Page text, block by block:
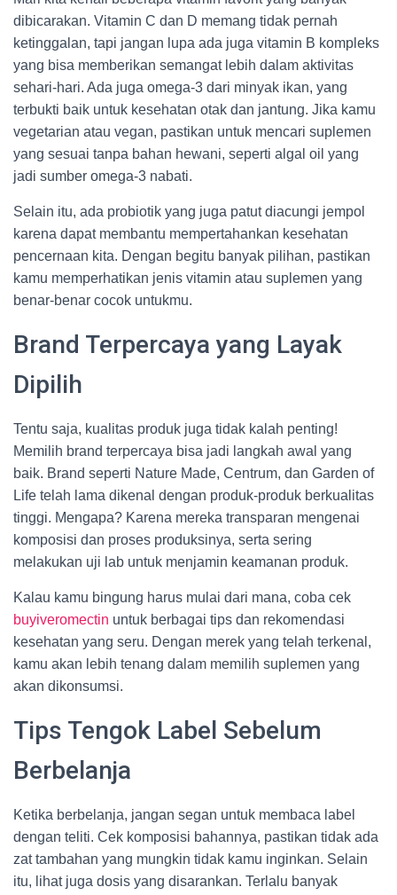
dibicarakan. Vitamin C dan D memang tidak pernah
ketinggalan, tapi jangan lupa ada juga vitamin B kompleks
yang bisa memberikan semangat lebih dalam aktivitas
sehari-hari. Ada juga omega-3 dari minyak ikan, yang
terbukti baik untuk kesehatan otak dan jantung. Jika kamu
vegetarian atau vegan, pastikan untuk mencari suplemen
yang sesuai tanpa bahan hewani, seperti algal oil yang
jadi sumber omega-3 nabati.
Selain itu, ada probiotik yang juga patut diacungi jempol
karena dapat membantu mempertahankan kesehatan
pencernaan kita. Dengan begitu banyak pilihan, pastikan
kamu memperhatikan jenis vitamin atau suplemen yang
benar-benar cocok untukmu.
Brand Terpercaya yang Layak
Dipilih
Tentu saja, kualitas produk juga tidak kalah penting!
Memilih brand terpercaya bisa jadi langkah awal yang
baik. Brand seperti Nature Made, Centrum, dan Garden of
Life telah lama dikenal dengan produk-produk berkualitas
tinggi. Mengapa? Karena mereka transparan mengenai
komposisi dan proses produksinya, serta sering
melakukan uji lab untuk menjamin keamanan produk.
Kalau kamu bingung harus mulai dari mana, coba cek
buyiveromectin untuk berbagai tips dan rekomendasi
kesehatan yang seru. Dengan merek yang telah terkenal,
kamu akan lebih tenang dalam memilih suplemen yang
akan dikonsumsi.
Tips Tengok Label Sebelum
Berbelanja
Ketika berbelanja, jangan segan untuk membaca label
dengan teliti. Cek komposisi bahannya, pastikan tidak ada
zat tambahan yang mungkin tidak kamu inginkan. Selain
itu, lihat juga dosis yang disarankan. Terlalu banyak